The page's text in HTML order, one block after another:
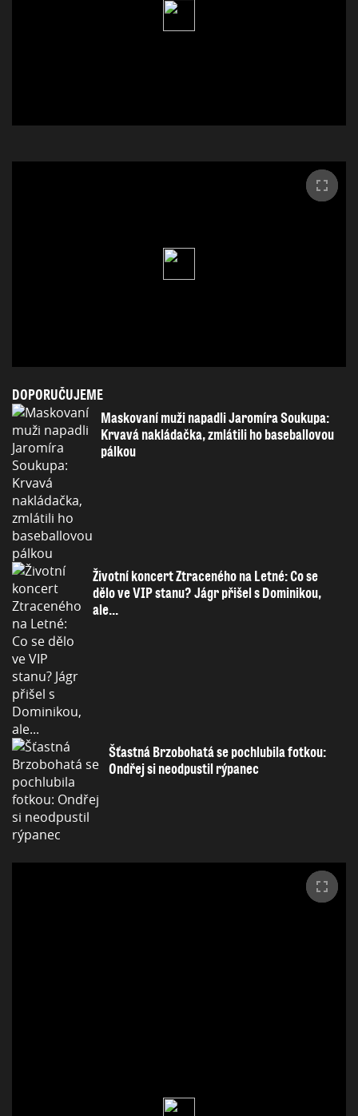
DOPORUČUJEME
Maskovaní muži napadli Jaromíra Soukupa:
Krvavá nakládačka, zmlátili ho baseballovou
pálkou
Životní koncert Ztraceného na Letné: Co se
dělo ve VIP stanu? Jágr přišel s Dominikou,
ale...
Šťastná Brzobohatá se pochlubila fotkou:
Ondřej si neodpustil rýpanec